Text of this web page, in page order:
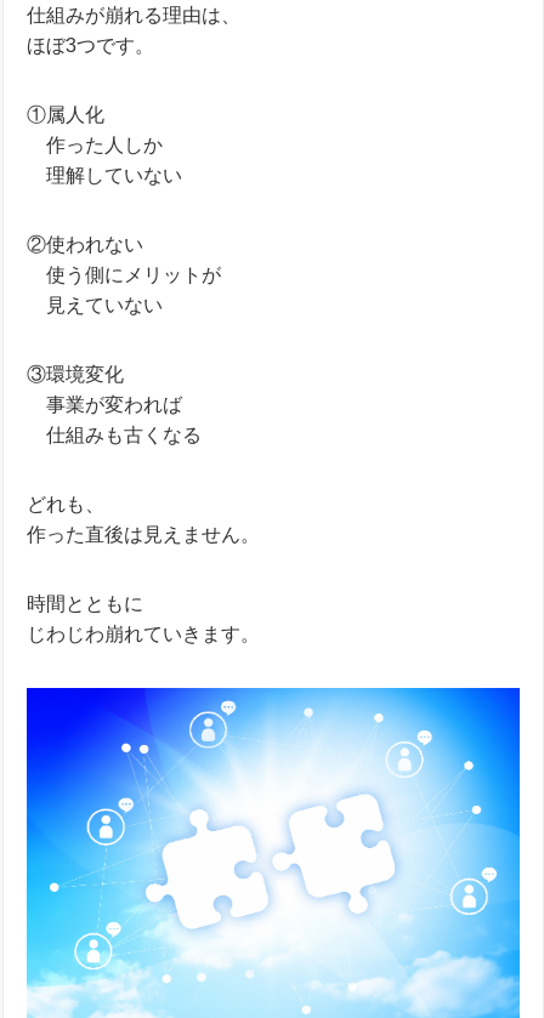
仕組みが崩れる理由は、
ほぼ3つです。
①属人化
作った人しか
理解していない
②使われない
使う側にメリットが
見えていない
③環境変化
事業が変われば
仕組みも古くなる
どれも、
作った直後は見えません。
時間とともに
じわじわ崩れていきます。